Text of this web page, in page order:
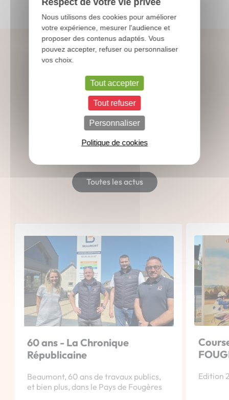
Suivez l’actualité de
Beaumont
sportifs, vie de l’entreprise... Retrouvez
Toutes les actus
60 ans - La Chronique
Républicaine
Beaumont, 60 ans de travaux publics,
et bien plus, dans le Pays de Fougères
Edition
Nous utilisons des cookies pour améliorer
votre expérience, mesurer l'audience et
proposer des contenus adaptés. Vous
pouvez accepter, refuser ou personnaliser
vos choix.
Tout accepter
Tout refuser
Personnaliser
Politique de cookies